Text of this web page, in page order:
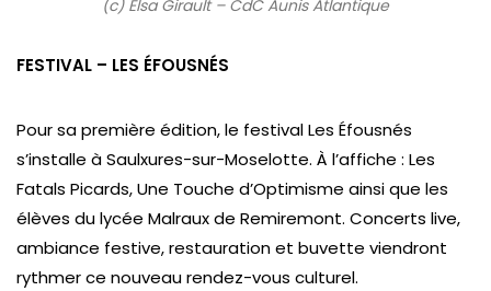
(c) Elsa Girault – CdC Aunis Atlantique
FESTIVAL – LES ÉFOUSNÉS
Pour sa première édition, le festival Les Éfousnés
s’installe à Saulxures-sur-Moselotte. À l’affiche : Les
Fatals Picards, Une Touche d’Optimisme ainsi que les
élèves du lycée Malraux de Remiremont. Concerts live,
ambiance festive, restauration et buvette viendront
rythmer ce nouveau rendez-vous culturel.